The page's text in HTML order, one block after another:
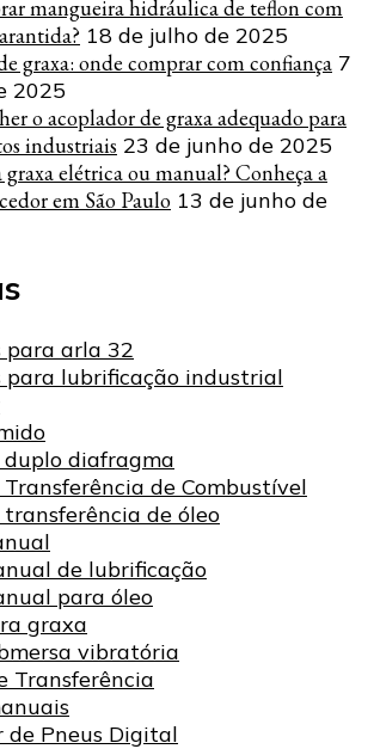
mangueira hidráulica de teflon com
18 de julho de 2025
graxa: onde comprar com confiança 7
2025
o acoplador de graxa adequado para
industriais 23 de junho de 2025
elétrica ou manual? Conheça a
em São Paulo 13 de junho de
para arla 32
para lubrificação industrial
duplo diafragma
de Combustível
transferência de óleo
de lubrificação
para óleo
graxa
vibratória
Transferência
de Pneus Digital